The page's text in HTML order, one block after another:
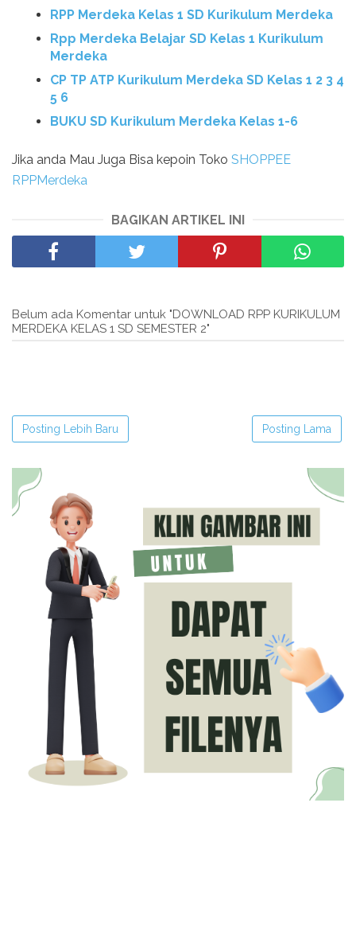
RPP Merdeka Kelas 1 SD Kurikulum Merdeka
Rpp Merdeka Belajar SD Kelas 1 Kurikulum
Merdeka
CP TP ATP Kurikulum Merdeka SD Kelas 1 2 3 4
5 6
BUKU SD Kurikulum Merdeka Kelas 1-6
Jika anda Mau Juga Bisa kepoin Toko SHOPPEE
RPPMerdeka
BAGIKAN ARTIKEL INI
Belum ada Komentar untuk "DOWNLOAD RPP KURIKULUM
MERDEKA KELAS 1 SD SEMESTER 2"
Posting Lebih Baru Posting Lama